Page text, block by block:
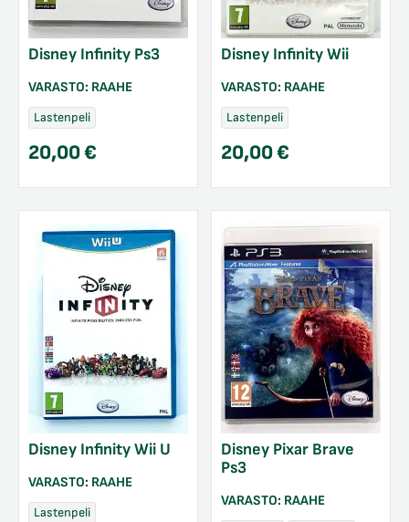
Disney Infinity Ps3
VARASTO: RAAHE
Lastenpeli
20,00€
Disney Infinity Wii
VARASTO: RAAHE
Lastenpeli
20,00€
Disney Infinity Wii U
VARASTO: RAAHE
Lastenpeli
Disney Pixar Brave
Ps3
VARASTO: RAAHE